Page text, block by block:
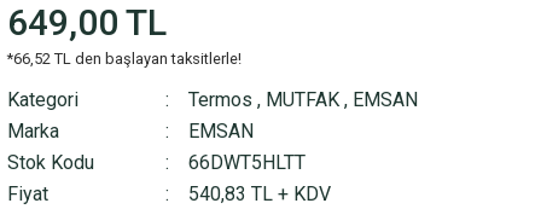
649,00 TL
*66,52 TL den başlayan taksitlerle!
Kategori Termos , MUTFAK , EMSAN
Marka
EMSAN
Stok Kodu
66DWT5HLTT
Fiyat
540,83 TL + KDV